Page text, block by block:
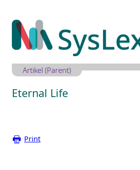
Inhalt
springen
Artikel (Parent)
Eternal Life
Print